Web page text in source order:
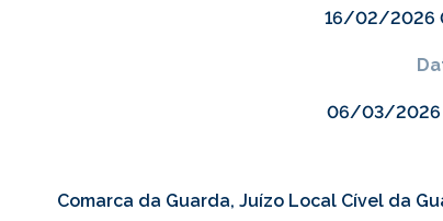
16/02/2026
06/03/2026
Comarca da Guarda, Juízo Local Cível da